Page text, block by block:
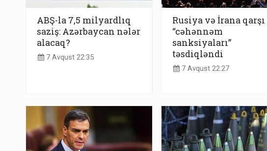
ABŞ-la 7,5 milyardlıq
saziş: Azərbaycan nələr
alacaq?
7 Avqust 22:35
Rusiya və İrana qarşı
“cəhənnəm
sanksiyaları”
təsdiqləndi
7 Avqust 22:27